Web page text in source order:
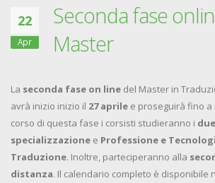
22
Apr
Seconda fase
Master
La seconda fase on line del Master in
avrà inizio inizio il 27 aprile e proseguirà fino a
corso di questa fase i corsisti studieranno i
specializzazione e Professione e
Traduzione. Inoltre, parteciperanno alla
distanza. Il calendario completo è disponibile